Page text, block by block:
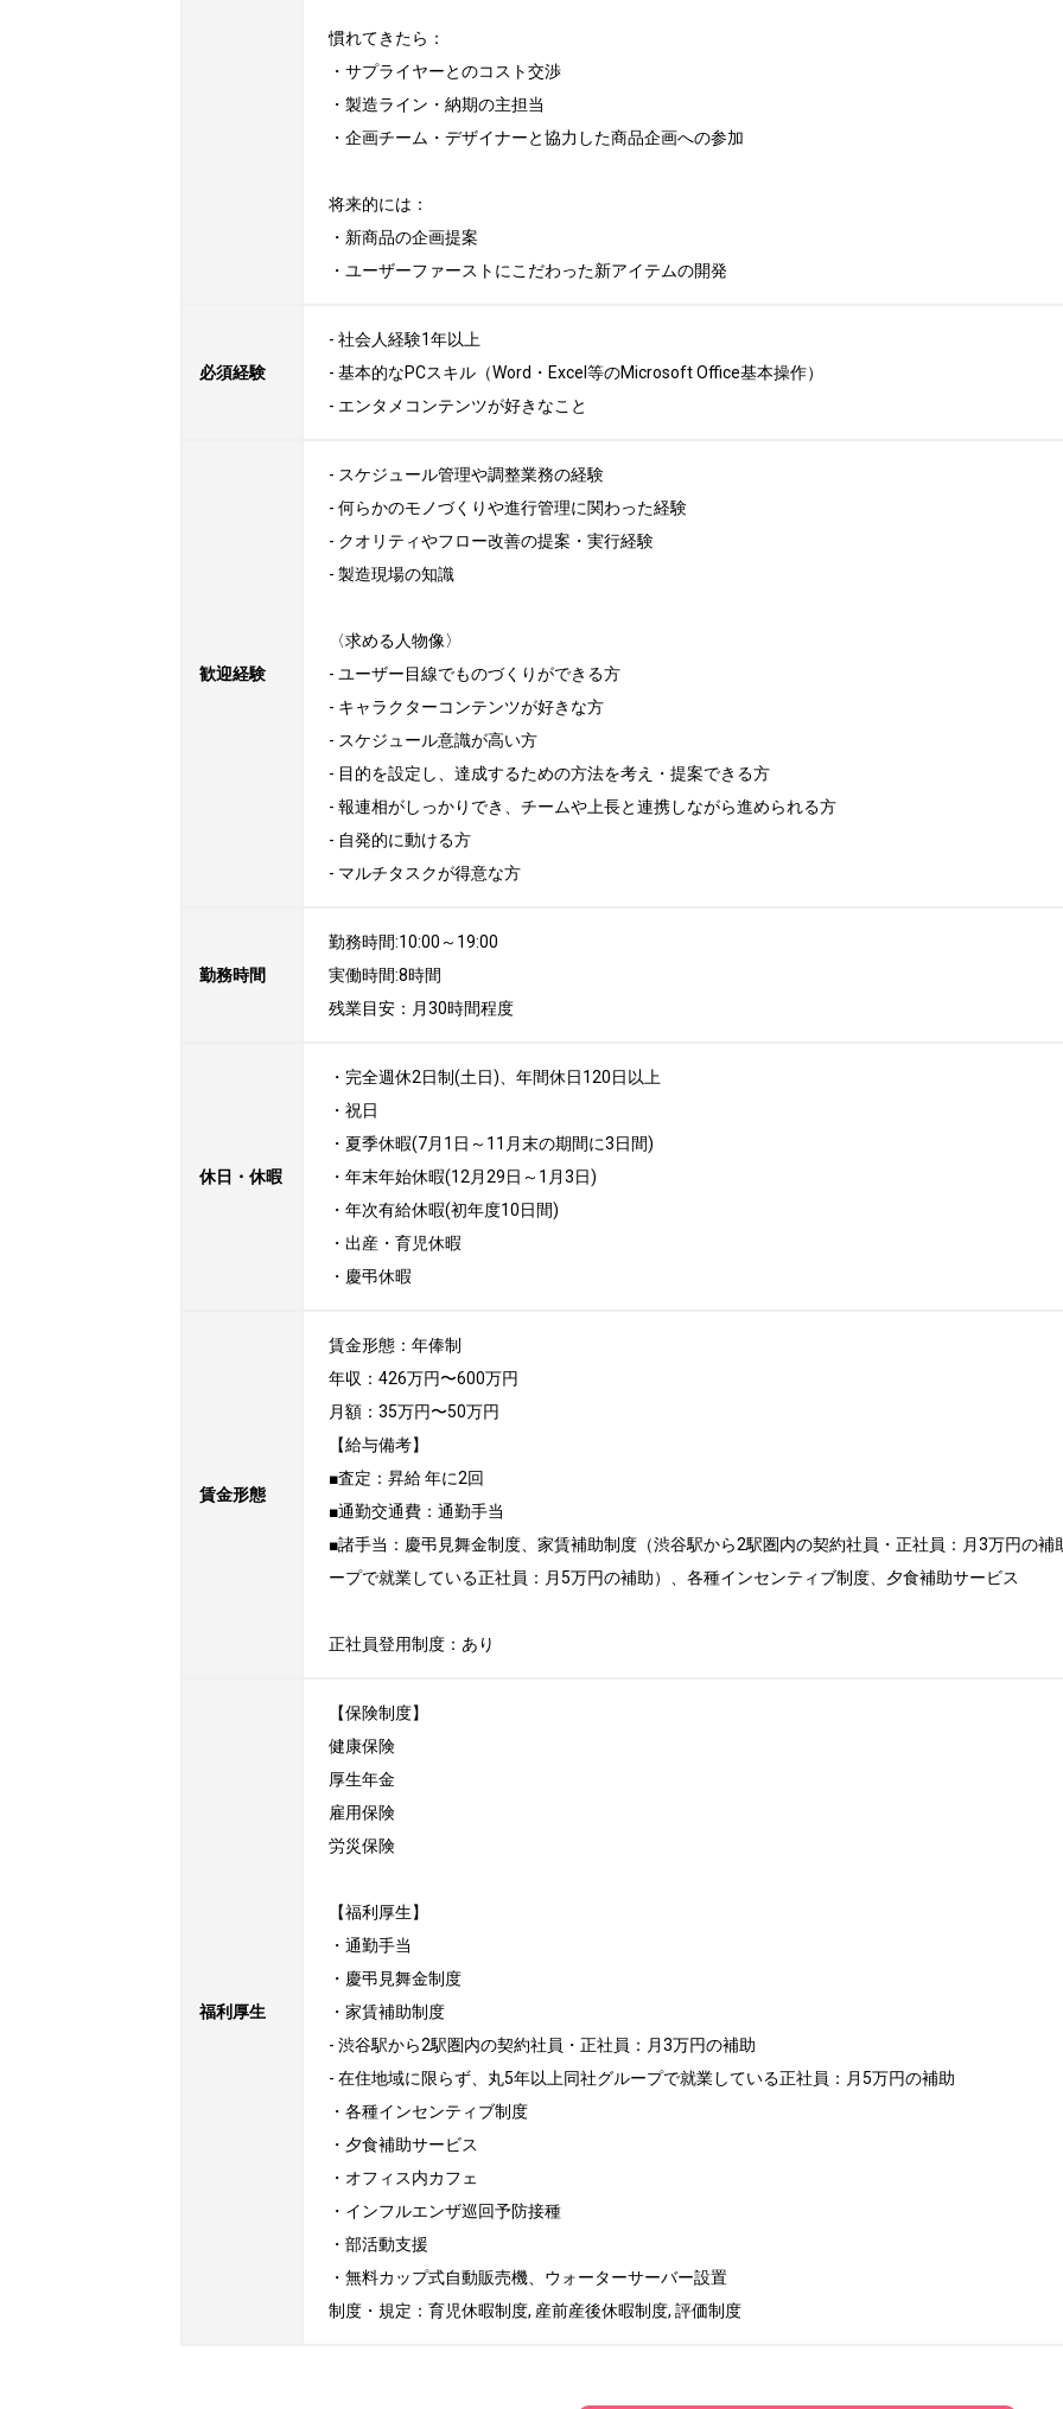
慣れてきたら：
・サプライヤーとのコスト交渉
・製造ライン・納期の主担当
・企画チーム・デザイナーと協力した商品企画への参加
将来的には：
・新商品の企画提案
・ユーザーファーストにこだわった新アイテムの開発
必須経験
- 社会人経験1年以上
- 基本的なPCスキル（Word・Excel等のMicrosoft Office基本操作）
- エンタメコンテンツが好きなこと
歓迎経験
- スケジュール管理や調整業務の経験
- 何らかのモノづくりや進行管理に関わった経験
- クオリティやフロー改善の提案・実行経験
- 製造現場の知識
〈求める人物像〉
- ユーザー目線でものづくりができる方
- キャラクターコンテンツが好きな方
- スケジュール意識が高い方
- 目的を設定し、達成するための方法を考え・提案できる方
- 報連相がしっかりでき、チームや上長と連携しながら進められる方
- 自発的に動ける方
- マルチタスクが得意な方
勤務時間
勤務時間:10:00～19:00
実働時間:8時間
残業目安：月30時間程度
休日・休暇
・完全週休2日制(土日)、年間休日120日以上
・祝日
・夏季休暇(7月1日～11月末の期間に3日間)
・年末年始休暇(12月29日～1月3日)
・年次有給休暇(初年度10日間)
・出産・育児休暇
・慶弔休暇
賃金形態
賃金形態：年俸制
年収：426万円〜600万円
月額：35万円〜50万円
【給与備考】
■査定：昇給 年に2回
■通勤交通費：通勤手当
■諸手当：慶弔見舞金制度、家賃補助制度（渋谷駅から2駅圏内の契約社員・正社員：月3万円の
ープで就業している正社員：月5万円の補助）、各種インセンティブ制度、夕食補助サービス
正社員登用制度：あり
福利厚生
【保険制度】
健康保険
厚生年金
雇用保険
労災保険
【福利厚生】
・通勤手当
・慶弔見舞金制度
・家賃補助制度
- 渋谷駅から2駅圏内の契約社員・正社員：月3万円の補助
- 在住地域に限らず、丸5年以上同社グループで就業している正社員：月5万円の補助
・各種インセンティブ制度
・夕食補助サービス
・オフィス内カフェ
・インフルエンザ巡回予防接種
・部活動支援
・無料カップ式自動販売機、ウォーターサーバー設置
制度・規定：育児休暇制度, 産前産後休暇制度, 評価制度